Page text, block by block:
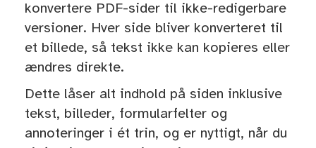
konvertere PDF-sider til ikke-redigerbare
versioner. Hver side bliver konverteret til
et billede, så tekst ikke kan kopieres eller
ændres direkte.
Dette låser alt indhold på siden inklusive
tekst, billeder, formularfelter og
annoteringer i ét trin, og er nyttigt, når du